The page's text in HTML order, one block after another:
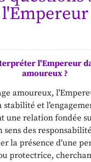
l'Empereur
l'Empereur
amoureux ?
amoureux,
stabilité et
une relation fondée
sens des
la présence d'une
protectrice,